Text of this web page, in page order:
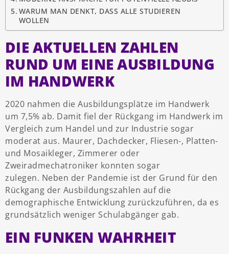
WARUM MAN DENKT, DASS ALLE STUDIEREN
WOLLEN
DIE AKTUELLEN ZAHLEN
RUND UM EINE AUSBILDUNG
IM HANDWERK
2020 nahmen die Ausbildungsplätze im Handwerk
um 7,5% ab. Damit fiel der Rückgang im Handwerk im
Vergleich zum Handel und zur Industrie sogar
moderat aus. Maurer, Dachdecker, Fliesen-, Platten-
und Mosaikleger, Zimmerer oder
Zweiradmechatroniker konnten sogar
zulegen. Neben der Pandemie ist der Grund für den
Rückgang der Ausbildungszahlen auf die
demographische Entwicklung zurückzuführen, da es
grundsätzlich weniger Schulabgänger gab.
EIN FUNKEN WAHRHEIT